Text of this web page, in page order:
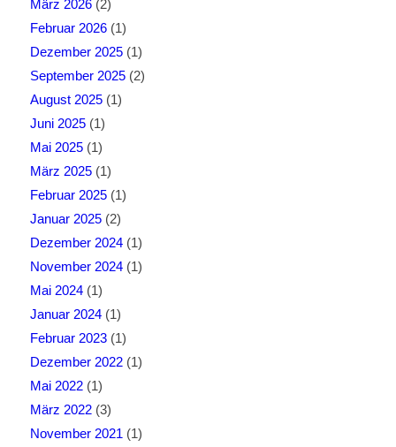
März 2026(2)
Februar 2026(1)
Dezember 2025(1)
September 2025(2)
August 2025(1)
Juni 2025(1)
Mai 2025(1)
März 2025(1)
Februar 2025(1)
Januar 2025(2)
Dezember 2024(1)
November 2024(1)
Mai 2024(1)
Januar 2024(1)
Februar 2023(1)
Dezember 2022(1)
Mai 2022(1)
März 2022(3)
November 2021 (1)